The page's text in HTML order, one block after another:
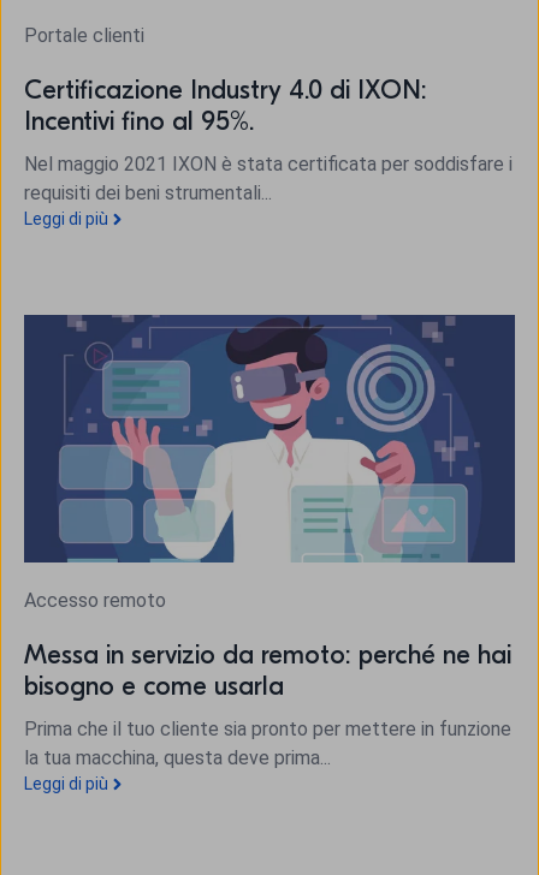
Portale clienti
Certificazione Industry 4.0 di IXON:
Incentivi fino al 95%.
Nel maggio 2021 IXON è stata certificata per soddisfare i
requisiti dei beni strumentali...
Leggi di più
Accesso remoto
Messa in servizio da remoto: perché ne hai
bisogno e come usarla
Prima che il tuo cliente sia pronto per mettere in funzione
la tua macchina, questa deve prima...
Leggi di più